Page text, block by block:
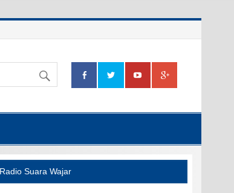
Radio Suara Wajar